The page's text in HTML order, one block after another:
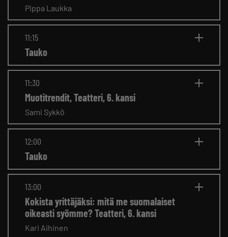
Pippa Laukka
11:15
Tauko
11:30
Muotitrendit, Teatteri, 6. kansi
Sami Sykkö
12:00
Tauko
13:00
Kokista yrittäjäksi: mitä me suomalaiset
oikeasti syömme? Teatteri, 6. kansi
Kari Aihinen